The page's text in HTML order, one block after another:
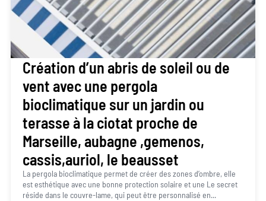
Création d’un abris de soleil ou de
vent avec une pergola
bioclimatique sur un jardin ou
terasse à la ciotat proche de
Marseille, aubagne ,gemenos,
cassis,auriol, le beausset
La pergola bioclimatique permet de créer des zones d’ombre, elle
est esthétique avec une bonne protection solaire et une Le secret
réside dans le couvre-lame, qui peut être personnalisé en...